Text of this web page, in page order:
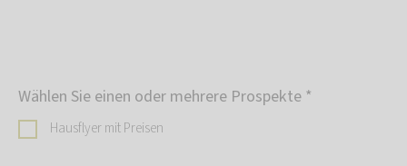
Wählen Sie einen oder mehrere Prospekte *
Hausflyer mit Preisen